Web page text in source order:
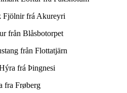
Fjölnir frá Akureyri
från Blåsbotorpet
från Flottatjärn
frá Þingnesi
fra Frøberg